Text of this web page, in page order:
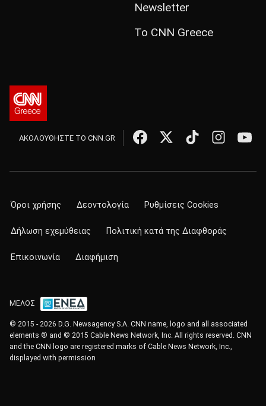
Newsletter
Το CNN Greece
ΑΚΟΛΟΥΘΗΣΤΕ ΤΟ CNN.GR
Όροι χρήσης Δεοντολογία Ρυθμίσεις Cookies
Δήλωση εχεμύθειας Πολιτική κατά της Διαφθοράς
Επικοινωνία Διαφήμιση
ΜΕΛΟΣ
© 2015 - 2026 D.G. Newsagency S.A. CNN name, logo and all associated
elements ® and © 2015 Cable News Network, Inc. All rights reserved. CNN
and the CNN logo are registered marks of Cable News Network, Inc.,
displayed with permission